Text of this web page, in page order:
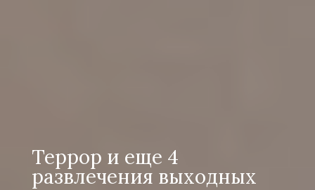
Террор и еще 4
развлечения выходных